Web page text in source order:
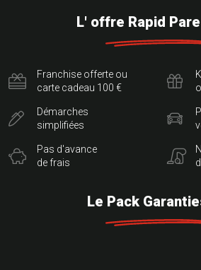
L' offre Rapid
Franchise offerte ou
carte cadeau 100 €
Démarches
simplifiées
Pas d'avance
de frais
Le Pack